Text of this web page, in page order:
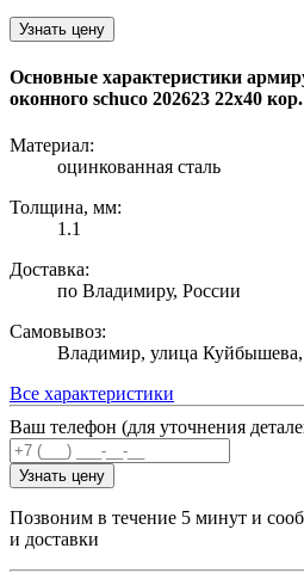
Узнать цену
Основные характеристики
оконного schuco 202623 22х40
Материал:
оцинкованная сталь
Толщина, мм:
1.1
Доставка:
по Владимиру, России
Самовывоз:
Владимир, улица
Все характеристики
Ваш телефон (для уточнения
Узнать цену
Позвоним в течение 5 минут и
и доставки